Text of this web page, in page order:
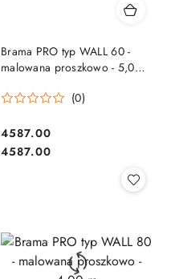
Brama PRO typ WALL 60 -
malowana proszkowo - 5,00
(0)
Cena:
4587.00
Cena:
4587.00